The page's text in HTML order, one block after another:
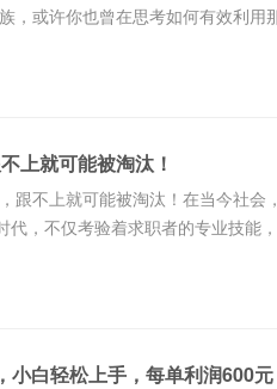
，或许你也曾在思考如何有效利用
上就可能被淘汰！
跟不上就可能被淘汰！在当今社会
代，不仅考验着求职者的专业技能
白轻松上手，每单利润600元